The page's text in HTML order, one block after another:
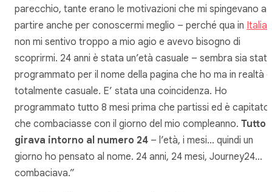
parecchio, tante erano le motivazioni che mi spingevano a
partire anche per conoscermi meglio – perché qua in Italia
non mi sentivo troppo a mio agio e avevo bisogno di
scoprirmi. 24 anni è stata un’età casuale – sembra sia
programmato per il nome della pagina che ho ma in realtà è
totalmente casuale. E’ stata una coincidenza. Ho
programmato tutto 8 mesi prima che partissi ed è capitato
che combaciasse con il giorno del mio compleanno. Tutto
girava intorno al numero 24 – l’età, i mesi… quindi un
giorno ho pensato al nome. 24 anni, 24 mesi, Journey24…
combaciava.”